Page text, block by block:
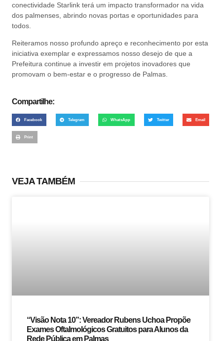
conectividade Starlink terá um impacto transformador na vida
dos palmenses, abrindo novas portas e oportunidades para
todos.
Reiteramos nosso profundo apreço e reconhecimento por esta
iniciativa exemplar e expressamos nosso desejo de que a
Prefeitura continue a investir em projetos inovadores que
promovam o bem-estar e o progresso de Palmas.
Compartilhe:
Facebook Telegram WhatsApp Twitter Email
Print
VEJA TAMBÉM
“Visão Nota 10”: Vereador Rubens Uchoa Propõe
Exames Oftalmológicos Gratuitos para Alunos da
Rede Pública em Palmas